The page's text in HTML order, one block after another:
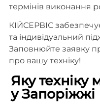
термінів виконання
КІЙСЕРВІС
та індивідуальний
Заповнюйте заявку
про вашу техніку!
Яку
у Запоріжжі